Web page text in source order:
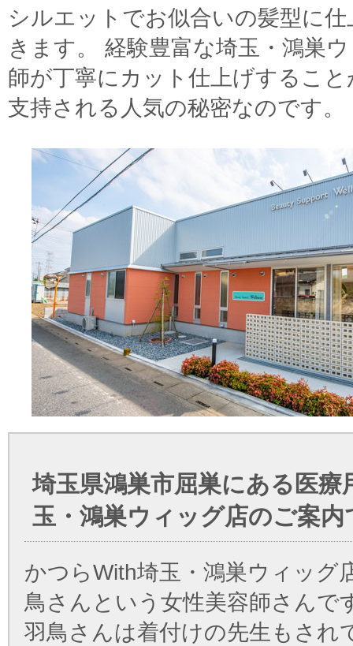
シルエットでお似合いの髪型に
きます。 経験豊富な埼玉・鴻巣
師が丁寧にカット仕上げするこ
支持される人気の秘密なのです。
埼玉県鴻巣市屈巣にある医療
玉・鴻巣ウィッグ店のご案内
かつらWith埼玉・鴻巣ウィッグ
鳥さんという女性美容師さんで
羽鳥さんは着付けの先生もされ